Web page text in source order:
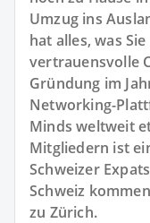
Umzug ins
hat alles, was
vertrauensvolle
Gründung im
Networking-
Minds weltweit
Mitgliedern ist
Schweizer
Schweiz
zu Zürich.